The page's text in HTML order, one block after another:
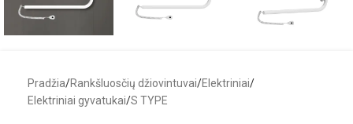
Pradžia/Rankšluosčių džiovintuvai/Elektriniai/
Elektriniai gyvatukai/S TYPE